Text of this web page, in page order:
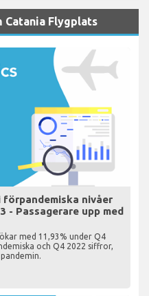
Catania Flygplats
nivåer
- Passagerare upp med
med 11,93% under Q4
och Q4 2022 siffror,